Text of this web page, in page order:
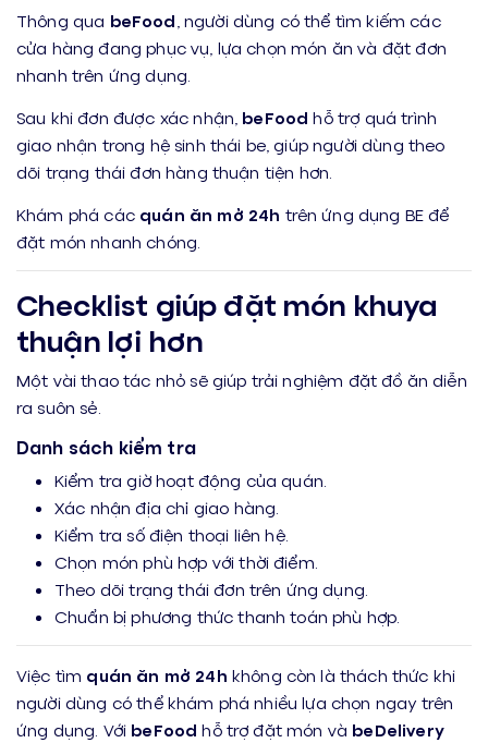
Thông qua beFood , người dùng có thể tìm kiếm các
cửa hàng đang phục vụ, lựa chọn món ăn và đặt đơn
nhanh trên ứng dụng.
Sau khi đơn được xác nhận, beFood hỗ trợ quá trình
giao nhận trong hệ sinh thái be, giúp người dùng theo
dõi trạng thái đơn hàng thuận tiện hơn.
Khám phá các quán ăn mở 24h trên ứng dụng BE để
đặt món nhanh chóng.
Checklist giúp đặt món khuya
thuận lợi hơn
Một vài thao tác nhỏ sẽ giúp trải nghiệm đặt đồ ăn diễn
ra suôn sẻ.
Danh sách kiểm tra
Kiểm tra giờ hoạt động của quán.
Xác nhận địa chỉ giao hàng.
Kiểm tra số điện thoại liên hệ.
Chọn món phù hợp với thời điểm.
Theo dõi trạng thái đơn trên ứng dụng.
Chuẩn bị phương thức thanh toán phù hợp.
Việc tìm quán ăn mở 24h không còn là thách thức khi
người dùng có thể khám phá nhiều lựa chọn ngay trên
ứng dụng. Với beFood hỗ trợ đặt món và beDelivery